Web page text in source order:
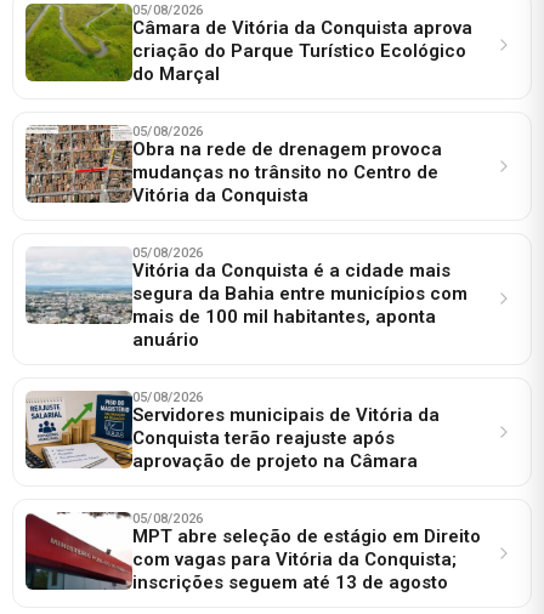
05/08/2026
Câmara de Vitória da Conquista aprova
criação do Parque Turístico Ecológico
do Marçal
05/08/2026
Obra na rede de drenagem provoca
mudanças no trânsito no Centro de
Vitória da Conquista
05/08/2026
Vitória da Conquista é a cidade mais
segura da Bahia entre municípios com
mais de 100 mil habitantes, aponta
anuário
05/08/2026
Servidores municipais de Vitória da
Conquista terão reajuste após
aprovação de projeto na Câmara
05/08/2026
MPT abre seleção de estágio em Direito
com vagas para Vitória da Conquista;
inscrições seguem até 13 de agosto